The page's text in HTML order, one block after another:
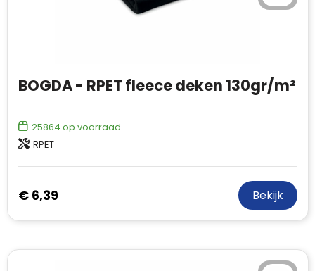
BOGDA - RPET fleece deken 130gr/m²
25864 op voorraad
RPET
€ 6,39 Bekijk